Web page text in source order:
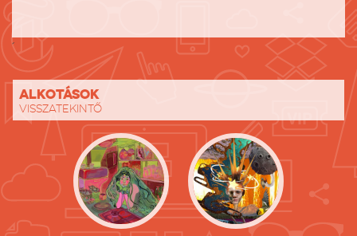
´
Alkotások
visszatekintő